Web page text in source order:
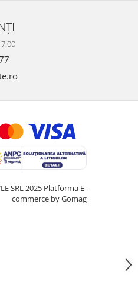
SRL 2025 Platforma E-
commerce by Gomag